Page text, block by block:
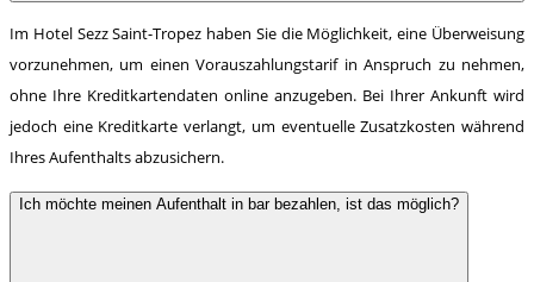
Im Hotel Sezz Saint-Tropez haben Sie die Möglichkeit, eine Überweisung
vorzunehmen, um einen Vorauszahlungstarif in Anspruch zu nehmen,
ohne Ihre Kreditkartendaten online anzugeben. Bei Ihrer Ankunft wird
jedoch eine Kreditkarte verlangt, um eventuelle Zusatzkosten während
Ihres Aufenthalts abzusichern.
Ich möchte meinen Aufenthalt in bar bezahlen, ist das möglich?